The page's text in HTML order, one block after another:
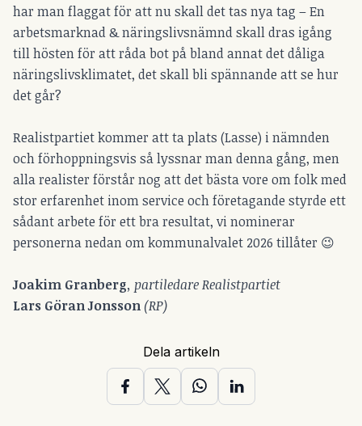
har man flaggat för att nu skall det tas nya tag – En
arbetsmarknad & näringslivsnämnd skall dras igång
till hösten för att råda bot på bland annat det dåliga
näringslivsklimatet, det skall bli spännande att se hur
det går?
Realistpartiet kommer att ta plats (Lasse) i nämnden
och förhoppningsvis så lyssnar man denna gång, men
alla realister förstår nog att det bästa vore om folk med
stor erfarenhet inom service och företagande styrde ett
sådant arbete för ett bra resultat, vi nominerar
personerna nedan om kommunalvalet 2026 tillåter 😉
Joakim Granberg, partiledareRealistpartiet
Lars Göran Jonsson (RP)
Dela artikeln